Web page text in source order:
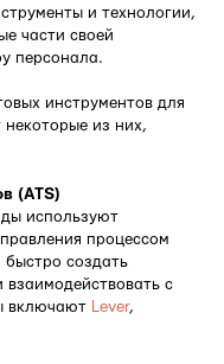
и технологии,
части своей
персонала.
инструментов для
некоторые из них,
(ATS)
используют
процессом
создать
взаимодействовать с
включают
Lever,